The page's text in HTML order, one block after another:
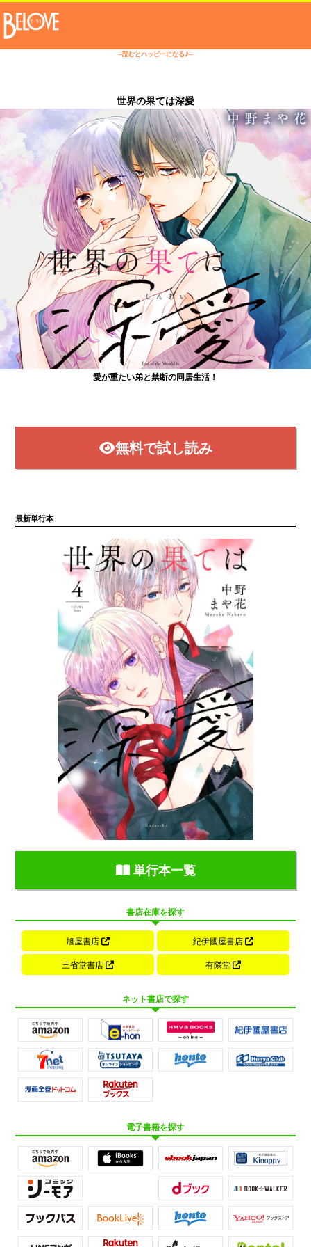
─読むとハッピーになる♪─
世界の果ては深愛
愛が重たい弟と禁断の同居生活！
無料で試し読み
最新単行本
単行本一覧
書店在庫を探す
旭屋書店 紀伊國屋書店
三省堂書店 有隣堂
ネット書店で探す
電子書籍を探す